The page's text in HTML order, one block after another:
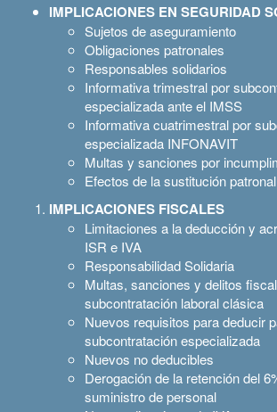
IMPLICACIONES EN SEGURIDAD
Sujetos de aseguramiento
Obligaciones patronales
Responsables solidarios
Informativa trimestral por
especializada ante el IMSS
Informativa cuatrimestral por
especializada INFONAVIT
Multas y sanciones por
Efectos de la sustitución patronal
IMPLICACIONES FISCALES
Limitaciones a la deducción y
ISR e IVA
Responsabilidad Solidaria
Multas, sanciones y delitos
subcontratación laboral clásica
Nuevos requisitos para deducir
subcontratación especializada
Nuevos no deducibles
Derogación de la retención del
suministro de personal